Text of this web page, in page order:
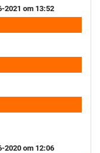
2021 om 13:52
2020 om 12:06